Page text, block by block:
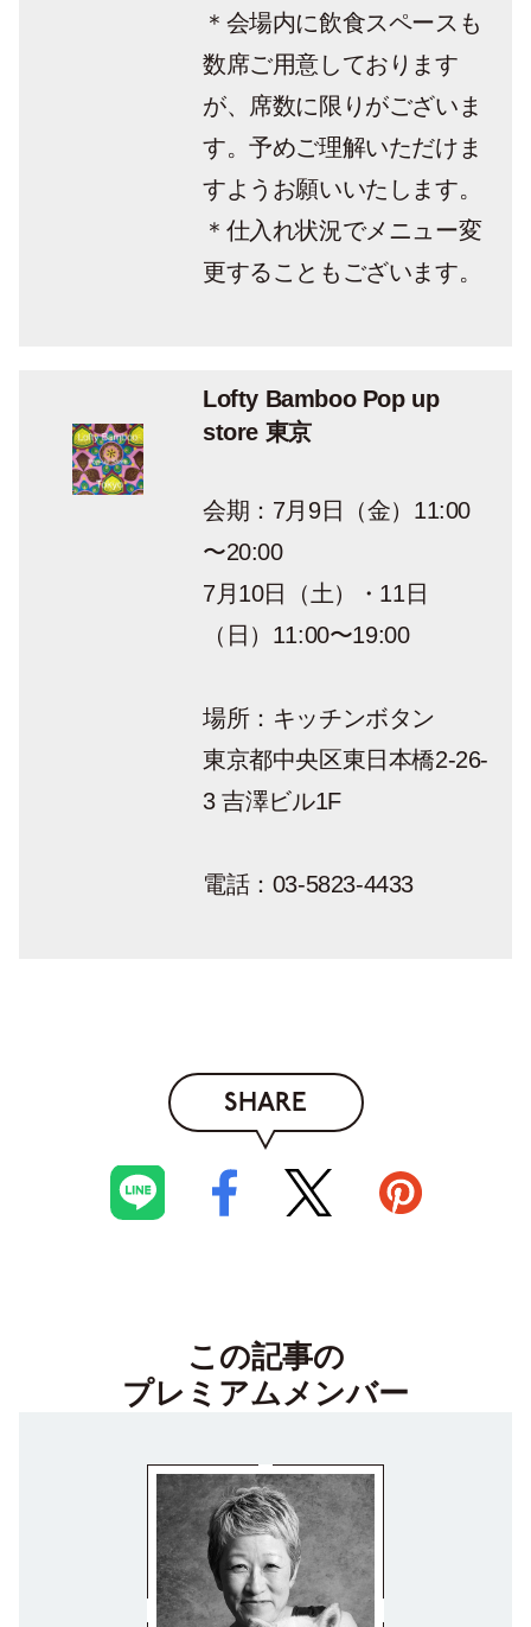
＊会場内に飲食スペースも
数席ご用意しております
が、席数に限りがございま
す。予めご理解いただけま
すようお願いいたします。
＊仕入れ状況でメニュー変
更することもございます。
Lofty Bamboo Pop up
store 東京
会期：7月9日（金）11:00
〜20:00
7月10日（土）・11日
（日）11:00〜19:00
場所：キッチンボタン
東京都中央区東日本橋2-26-
3 吉澤ビル1F
電話：03-5823-4433
SHARE
この記事の
プレミアムメンバー